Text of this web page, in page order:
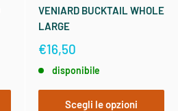
VENIARD BUCKTAIL WHOLE
LARGE
€16,50
disponibile
Scegli le opzioni